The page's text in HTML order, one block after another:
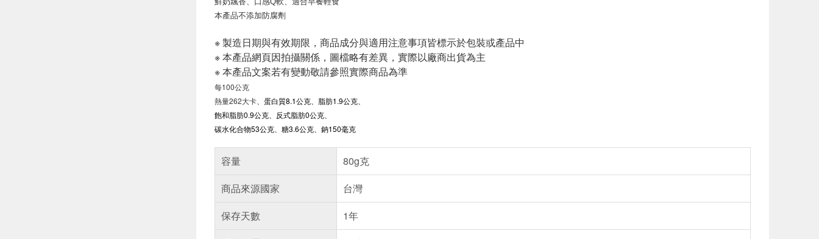
本產品不添加防腐劑
※ 製造日期與有效期限，商品成分與適用注意事項皆標示於包裝或產品中
※ 本產品網頁因拍攝關係，圖檔略有差異，實際以廠商出貨為主
※ 本產品文案若有變動敬請參照實際商品為準
每100公克
熱量262大卡
蛋白質8.1公克、脂肪1.9公克、
飽和脂肪0.9公克、反式脂肪0公克、
碳水化合物53公克、糖3.6公克、鈉150毫克
容量
80g克
商品來源國家
台灣
保存天數
1年